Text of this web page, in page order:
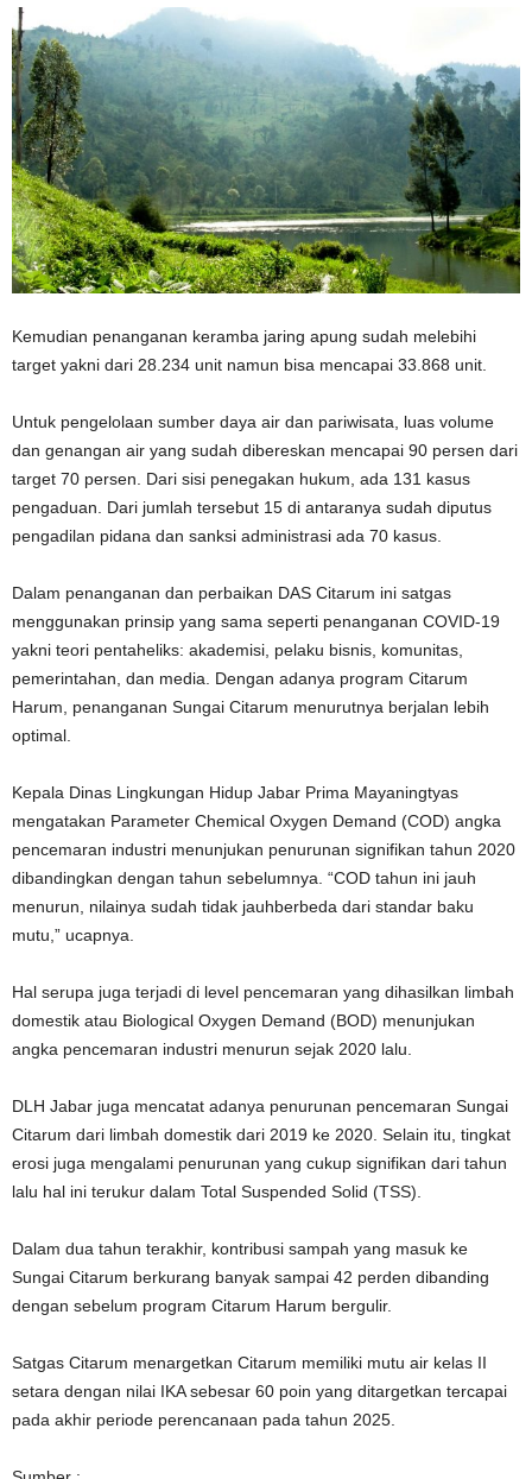
Kemudian penanganan keramba jaring apung sudah melebihi
target yakni dari 28.234 unit namun bisa mencapai 33.868 unit.
Untuk pengelolaan sumber daya air dan pariwisata, luas volume
dan genangan air yang sudah dibereskan mencapai 90 persen dari
target 70 persen. Dari sisi penegakan hukum, ada 131 kasus
pengaduan. Dari jumlah tersebut 15 di antaranya sudah diputus
pengadilan pidana dan sanksi administrasi ada 70 kasus.
Dalam penanganan dan perbaikan DAS Citarum ini satgas
menggunakan prinsip yang sama seperti penanganan COVID-19
yakni teori pentaheliks: akademisi, pelaku bisnis, komunitas,
pemerintahan, dan media. Dengan adanya program Citarum
Harum, penanganan Sungai Citarum menurutnya berjalan lebih
optimal.
Kepala Dinas Lingkungan Hidup Jabar Prima Mayaningtyas
mengatakan Parameter Chemical Oxygen Demand (COD) angka
pencemaran industri menunjukan penurunan signifikan tahun 2020
dibandingkan dengan tahun sebelumnya. “COD tahun ini jauh
menurun, nilainya sudah tidak jauhberbeda dari standar baku
mutu,” ucapnya.
Hal serupa juga terjadi di level pencemaran yang dihasilkan limbah
domestik atau Biological Oxygen Demand (BOD) menunjukan
angka pencemaran industri menurun sejak 2020 lalu.
DLH Jabar juga mencatat adanya penurunan pencemaran Sungai
Citarum dari limbah domestik dari 2019 ke 2020. Selain itu, tingkat
erosi juga mengalami penurunan yang cukup signifikan dari tahun
lalu hal ini terukur dalam Total Suspended Solid (TSS).
Dalam dua tahun terakhir, kontribusi sampah yang masuk ke
Sungai Citarum berkurang banyak sampai 42 perden dibanding
dengan sebelum program Citarum Harum bergulir.
Satgas Citarum menargetkan Citarum memiliki mutu air kelas II
setara dengan nilai IKA sebesar 60 poin yang ditargetkan tercapai
pada akhir periode perencanaan pada tahun 2025.